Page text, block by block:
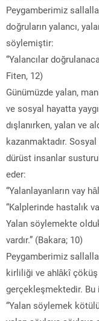
Peygamberimiz
doğruların yalancı,
söylemiştir:
“Yalancılar
Fiten, 12)
Günümüzde yalan,
ve sosyal hayatta
dışlanırken, yalan ve
kazanmaktadır.
dürüst insanlar
eder:
“Yalanlayanların vay
“Kalplerinde hastalık
Yalan söylemekte
vardır.” (Bakara; 10)
Peygamberimiz
kirliliği ve ahlâkî çöküş
gerçekleşmektedir. Bu
“Yalan söylemek